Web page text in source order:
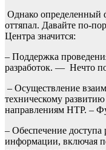
Однако
оттяпал. Давайте по-
Центра значится:
– Поддержка
разработок. — Нечто
– Осуществление
техническому
направлениям НТР. –
– Обеспечение
информации, включая